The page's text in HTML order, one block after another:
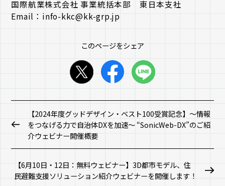
国際航業株式会社 事業統括本部 東日本支社
Email：info-kkc@kk-grp.jp
このページをシェア
【2024年度グッドデザイン・ベスト100受賞記念】～情報
をつなげる力で自治体DXを加速～ “SonicWeb-DX”のご紹
介ウェビナー開催概要
【6月10日・12日：無料ウェビナー】3D都市モデル、住
民避難支援ソリューション紹介ウェビナーを開催します！